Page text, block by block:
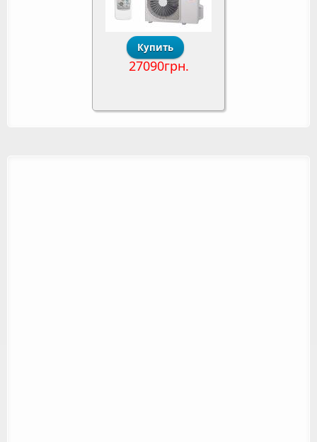
27090грн.